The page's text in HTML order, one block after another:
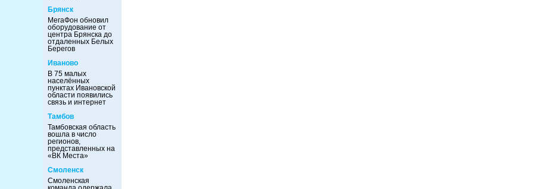
Брянск
МегаФон обновил
оборудование от
центра Брянска до
отдаленных Белых
Берегов
Иваново
В 75 малых
населённых
пунктах Ивановской
области появились
связь и интернет
Тамбов
Тамбовская область
вошла в число
регионов,
представленных на
«ВК Места»
Смоленск
Смоленская